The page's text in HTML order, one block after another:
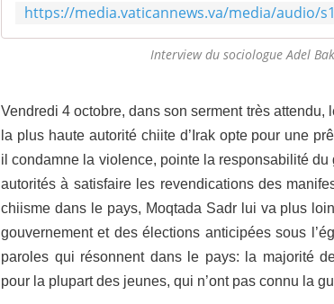
Interview du sociologue Adel
Vendredi 4 octobre, dans son serment très attendu,
la plus haute autorité chiite d’Irak opte pour une
il condamne la violence, pointe la responsabilité
autorités à satisfaire les revendications des
chiisme dans le pays, Moqtada Sadr lui va plus
gouvernement et des élections anticipées sous
paroles qui résonnent dans le pays: la majorité
pour la plupart des jeunes, qui n’ont pas connu la